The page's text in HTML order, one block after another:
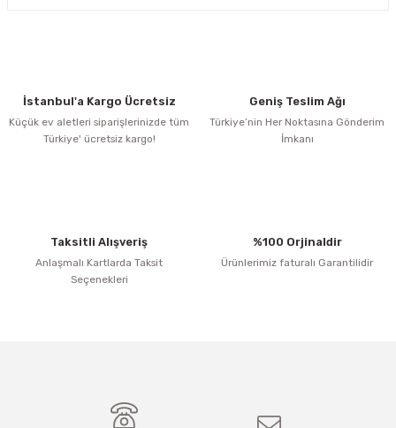
İstanbul'a Kargo Ücretsiz
Küçük ev aletleri siparişlerinizde tüm
Türkiye' ücretsiz kargo!
Geniş Teslim Ağı
Türkiye’nin Her Noktasına Gönderim
İmkanı
Taksitli Alışveriş
Anlaşmalı Kartlarda Taksit
Seçenekleri
%100 Orjinaldir
Ürünlerimiz faturalı Garantilidir